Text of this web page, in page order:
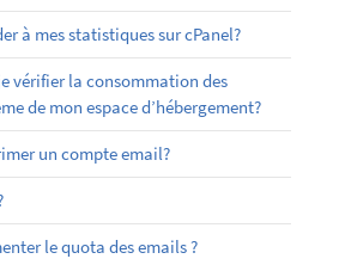
à mes statistiques sur cPanel?
vérifier la consommation des
de mon espace d’hébergement?
un compte email?
le quota des emails ?